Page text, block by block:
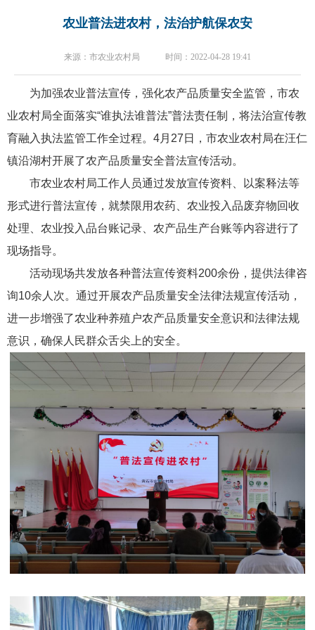
农业普法进农村，法治护航保农安
来源：市农业农村局 时间：2022-04-28 19:41
为加强农业普法宣传，强化农产品质量安全监管，市农
业农村局全面落实“谁执法谁普法”普法责任制，将法治宣传教
育融入执法监管工作全过程。 4月27日，市农业农村局在汪仁
镇沿湖村开展了农产品质量安全普法宣传活动。
市农业农村局工作人员通过发放宣传资料、以案释法等
形式进行普法宣传，就禁限用农药、农业投入品废弃物回收
处理、农业投入品台账记录、农产品生产台账等内容进行了
现场指导。
活动现场共发放各种普法宣传资料200余份，提供法律咨
询10余人次。通过开展农产品质量安全法律法规宣传活动，
进一步增强了农业种养殖户农产品质量安全意识和法律法规
意识，确保人民群众舌尖上的安全。